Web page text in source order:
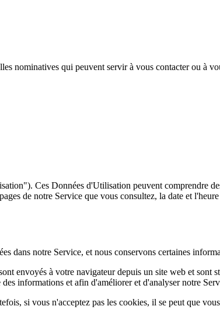
nominatives qui peuvent servir à vous contacter ou à
Ces Données d'Utilisation peuvent comprendre
de notre Service que vous consultez, la date et
dans notre Service, et nous conservons certaines
envoyés à votre navigateur depuis un site web et sont
informations et afin d'améliorer et d'analyser notre
si vous n'acceptez pas les cookies, il se peut que